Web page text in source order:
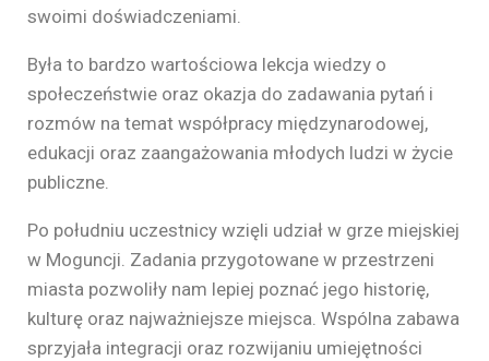
swoimi doświadczeniami.
Była to bardzo wartościowa lekcja wiedzy o
społeczeństwie oraz okazja do zadawania pytań i
rozmów na temat współpracy międzynarodowej,
edukacji oraz zaangażowania młodych ludzi w życie
publiczne.
Po południu uczestnicy wzięli udział w grze miejskiej
w Moguncji. Zadania przygotowane w przestrzeni
miasta pozwoliły nam lepiej poznać jego historię,
kulturę oraz najważniejsze miejsca. Wspólna zabawa
sprzyjała integracji oraz rozwijaniu umiejętności